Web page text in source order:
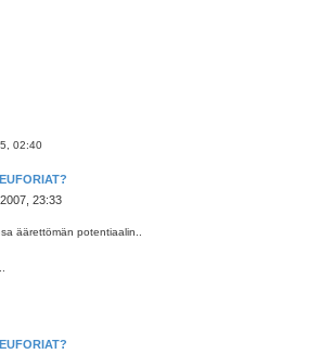
02:40
23:33
äärettömän potentiaalin..